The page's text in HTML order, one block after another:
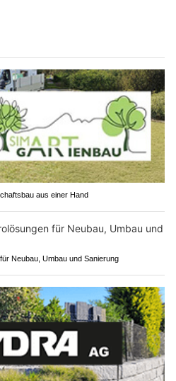
aus einer Hand
Neubau, Umbau und Sanierung